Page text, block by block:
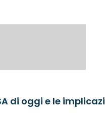
di oggi e le